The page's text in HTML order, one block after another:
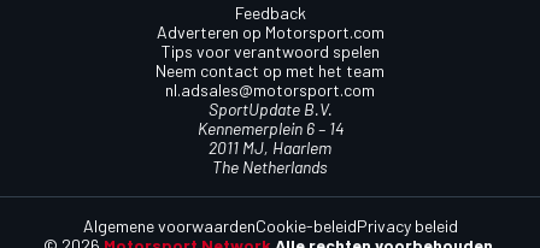
Feedback
Adverteren op Motorsport.com
Tips voor verantwoord spelen
Neem contact op met het team
nl.adsales@motorsport.com
SportUpdate B.V.
Kennemerplein 6 – 14
2011 MJ, Haarlem
The Netherlands
Algemene voorwaardenCookie-beleidPrivacy beleid